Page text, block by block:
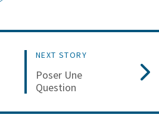
NEXT STORY
Poser Une
Question